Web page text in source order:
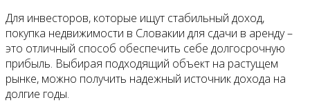
Для инвесторов, которые ищут стабильный доход,
покупка недвижимости в Словакии для сдачи в аренду –
это отличный способ обеспечить себе долгосрочную
прибыль. Выбирая подходящий объект на растущем
рынке, можно получить надежный источник дохода на
долгие годы.